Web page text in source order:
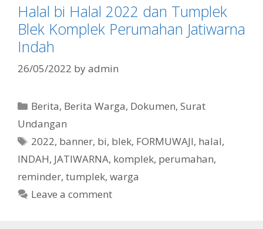
Halal bi Halal 2022 dan Tumplek
Blek Komplek Perumahan Jatiwarna
Indah
26/05/2022 byadmin
Categories
Berita, Berita Warga, Dokumen,Surat
Undangan
Tags
2022, banner, bi, blek, FORMUWAJI, halal,
INDAH, JATIWARNA, komplek, perumahan,
reminder, tumplek, warga
Leave a comment